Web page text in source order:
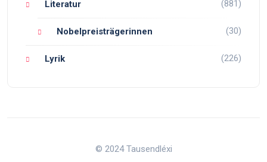
Literatur (881)
Nobelpreisträgerinnen (30)
Lyrik (226)
© 2024 Tausendléxi